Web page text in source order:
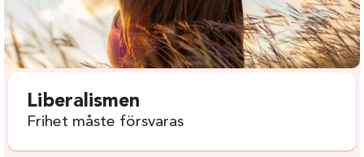
Liberalismen
Frihet måste försvaras